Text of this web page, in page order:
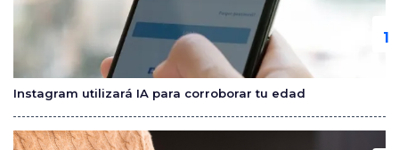
b
o
k
ar
tir
Instagram utilizará IA para corroborar tu edad